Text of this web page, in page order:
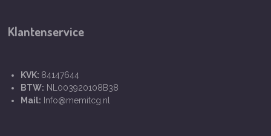
Klantenservice
KVK: 84147644
BTW: NL003920108B38
Mail: Info@memitcg.nl